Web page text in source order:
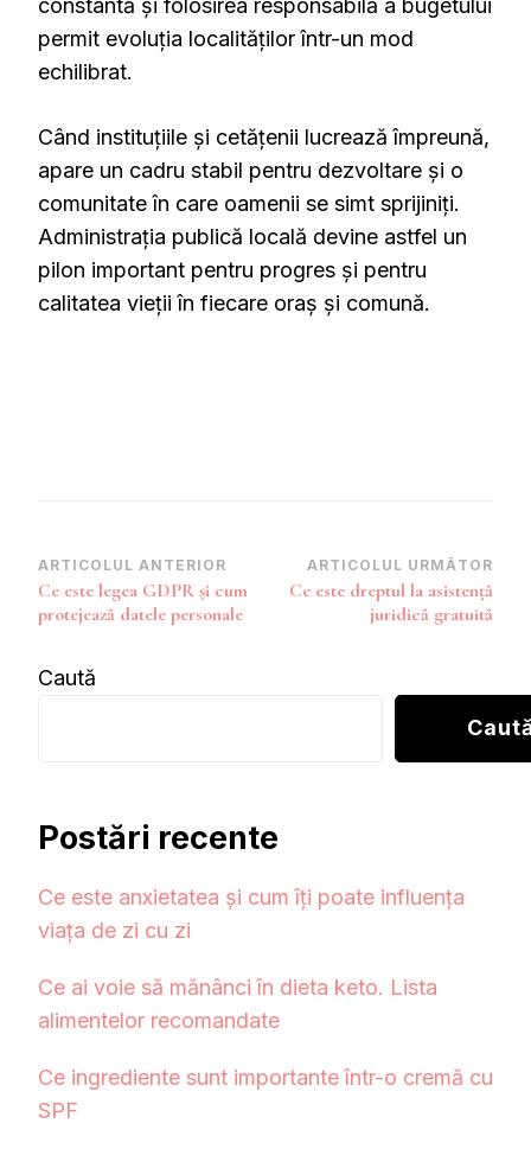
permit evoluția localităților într-un mod
echilibrat.
Când instituțiile și cetățenii lucrează împreună,
apare un cadru stabil pentru dezvoltare și o
comunitate în care oamenii se simt sprijiniți.
Administrația publică locală devine astfel un
pilon important pentru progres și pentru
calitatea vieții în fiecare oraș și comună.
Navigare
în
ARTICOLUL ANTERIOR
Ce este legea GDPR și cum
protejează datele personale
ARTICOLUL URMĂTOR
Ce este dreptul la asistență
juridică gratuită
Caută
Postări recente
Ce este anxietatea și cum îți poate influența
viața de zi cu zi
Ce ai voie să mănânci în dieta keto. Lista
alimentelor recomandate
Ce ingrediente sunt importante într-o cremă cu
SPF